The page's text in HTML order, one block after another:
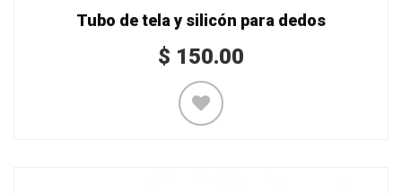
Tubo de tela y silicón para dedos
$ 150.00